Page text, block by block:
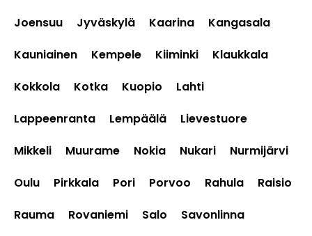
Joensuu
Jyväskylä Kaarina
Kangasala
Kauniainen
Kempele Kiiminki
Klaukkala
Kokkola
Kotka Kuopio
Lahti
Lappeenranta
Lempäälä
Lievestuore
Mikkeli
Muurame Nokia Nukari
Nurmijärvi
Oulu
Pirkkala Pori Porvoo Rahula
Raisio
Rauma
Rovaniemi Salo
Savonlinna